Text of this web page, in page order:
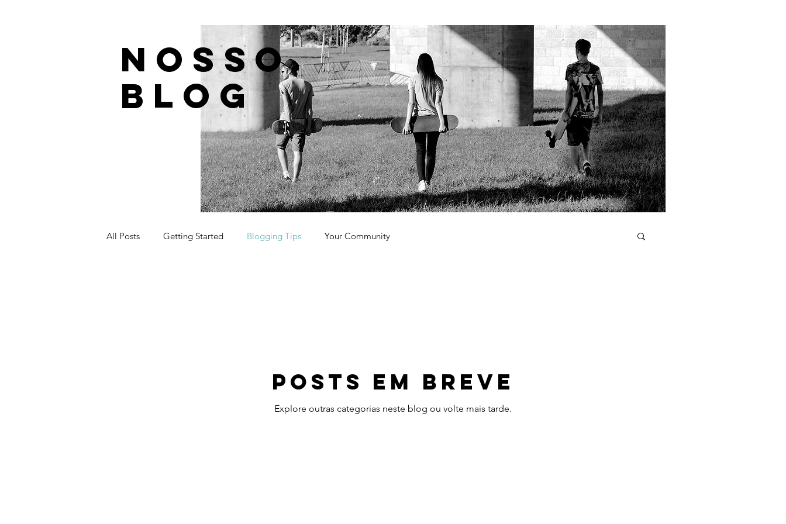
NOSSO
BLOG
All Posts Getting Started Blogging Tips Your Community
Posts em breve
Explore outras categorias neste blog ou volte mais tarde.